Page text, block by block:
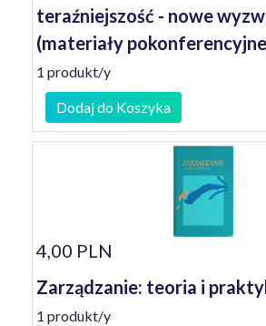
teraźniejszość - nowe
(materiały
1 produkt/y
Dodaj do Koszyka
4,00 PLN
Zarządzanie: teoria i
1 produkt/y